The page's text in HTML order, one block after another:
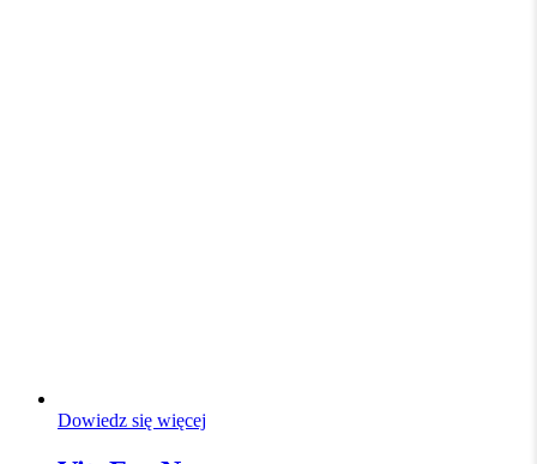
Dowiedz się więcej